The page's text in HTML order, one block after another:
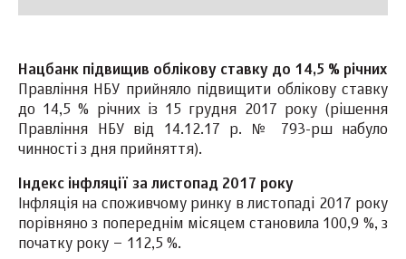
Нацбанк підвищив облікову ставку до 14,5 % річних
Правління НБУ прийняло підвищити облікову ставку
до 14,5 % річних із 15 грудня 2017 року (рішення
Правління НБУ від 14.12.17 р. № 793-рш набуло
чинності з дня прийняття).
Індекс інфляції за листопад 2017 року
Інфляція на споживчому ринку в листопаді 2017 року
порівняно з попереднім місяцем становила 100,9 %, з
початку року – 112,5 %.